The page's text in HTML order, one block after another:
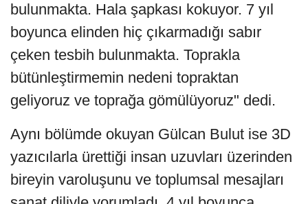
bulunmakta. Hala şapkası kokuyor. 7 yıl
boyunca elinden hiç çıkarmadığı sabır
çeken tesbih bulunmakta. Toprakla
bütünleştirmemin nedeni topraktan
geliyoruz ve toprağa gömülüyoruz" dedi.
Aynı bölümde okuyan Gülcan Bulut ise 3D
yazıcılarla ürettiği insan uzuvları üzerinden
bireyin varoluşunu ve toplumsal mesajları